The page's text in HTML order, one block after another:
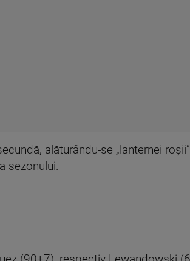
alăturându-se „lanternei
sezonului.